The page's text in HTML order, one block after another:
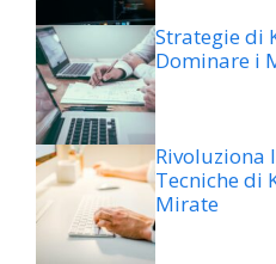
Strategie di
Dominare i
Rivoluziona
Tecniche di
Mirate